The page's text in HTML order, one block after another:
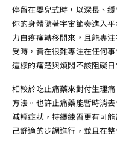
停留在嬰兒式時，以深長、
你的身體隨著宇宙節奏進入
力自疼痛轉移開來，且能專
受時，實在很難專注在任何
這樣的痛楚與煩悶不該阻礙日
相較於吃止痛藥來對付生理
方法。也許止痛藥能暫時消
減輕症狀，持續練習更有可
己舒適的步調進行，並且在